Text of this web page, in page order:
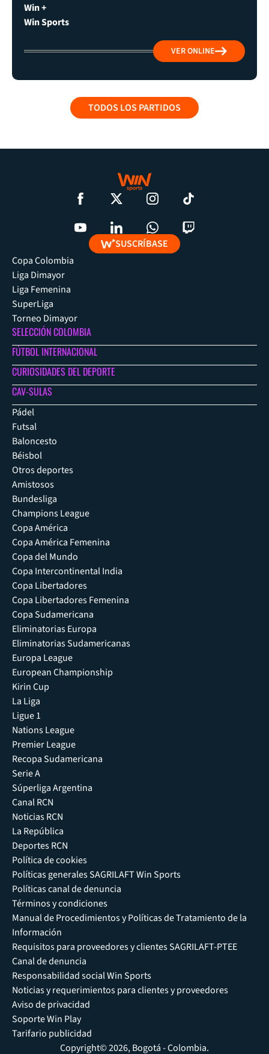
Win +
Win Sports
VER ONLINE
TODOS LOS PARTIDOS
SUSCRÍBASE
Copa Colombia
Liga Dimayor
Liga Femenina
SuperLiga
Torneo Dimayor
SELECCIÓN COLOMBIA
FÚTBOL INTERNACIONAL
CURIOSIDADES DEL DEPORTE
CAV-SULAS
Pádel
Futsal
Baloncesto
Béisbol
Otros deportes
Amistosos
Bundesliga
Champions League
Copa América
Copa América Femenina
Copa del Mundo
Copa Intercontinental India
Copa Libertadores
Copa Libertadores Femenina
Copa Sudamericana
Eliminatorias Europa
Eliminatorias Sudamericanas
Europa League
European Championship
Kirin Cup
La Liga
Ligue 1
Nations League
Premier League
Recopa Sudamericana
Serie A
Súperliga Argentina
Canal RCN
Noticias RCN
La República
Deportes RCN
Política de cookies
Políticas generales SAGRILAFT Win Sports
Políticas canal de denuncia
Términos y condiciones
Manual de Procedimientos y Políticas de Tratamiento de la
Información
Requisitos para proveedores y clientes SAGRILAFT-PTEE
Canal de denuncia
Responsabilidad social Win Sports
Noticias y requerimientos para clientes y proveedores
Aviso de privacidad
Soporte Win Play
Tarifario publicidad
Copyright© 2026, Bogotá - Colombia.